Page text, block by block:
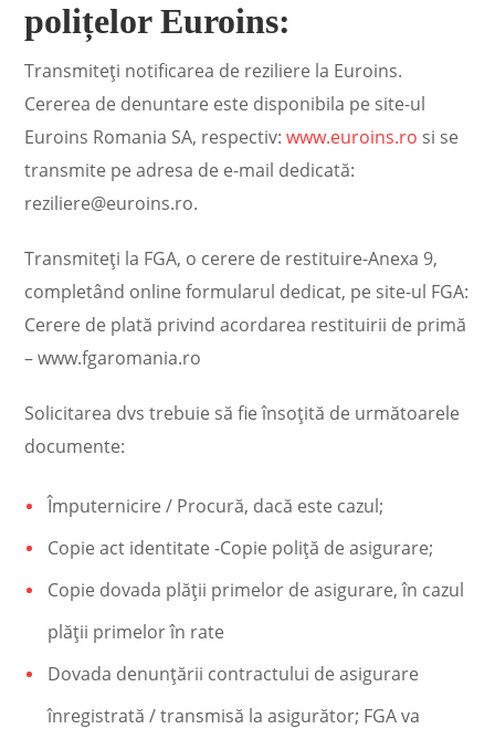
polițelor Euroins:
Transmiteți notificarea de reziliere la Euroins.
Cererea de denuntare este disponibila pe site-ul
Euroins Romania SA, respectiv: www.euroins.ro si se
transmite pe adresa de e-mail dedicată:
reziliere@euroins.ro.
Transmiteți la FGA, o cerere de restituire-Anexa 9,
completând online formularul dedicat, pe site-ul FGA:
Cerere de plată privind acordarea restituirii de primă
– www.fgaromania.ro
Solicitarea dvs trebuie să fie însoțită de următoarele
documente:
Împuternicire / Procură, dacă este cazul;
Copie act identitate -Copie poliță de asigurare;
Copie dovada plății primelor de asigurare, în cazul
plății primelor în rate
Dovada denunțării contractului de asigurare
înregistrată / transmisă la asigurător; FGA va